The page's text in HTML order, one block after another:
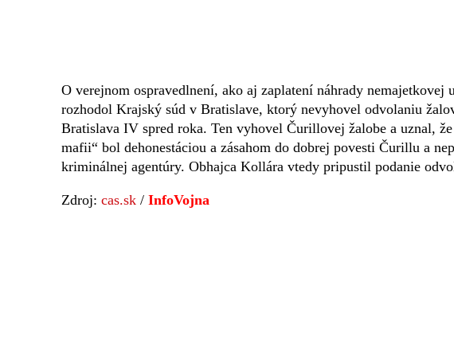
O verejnom ospravedlnení, ako aj zaplatení náhrady
rozhodol Krajský súd v Bratislave, ktorý nevyhovel odvolaniu
Bratislava IV spred roka. Ten vyhovel Čurillovej žalobe a uznal,
mafii“ bol dehonestáciou a zásahom do dobrej povesti Čurillu a
kriminálnej agentúry. Obhajca Kollára vtedy pripustil podanie
Zdroj: cas.sk / InfoVojna